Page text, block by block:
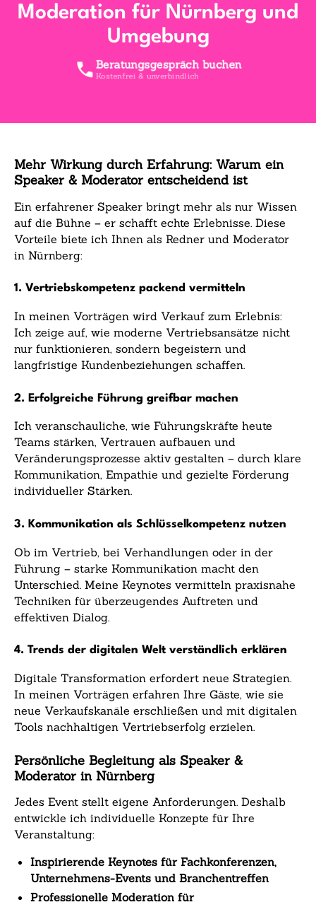
Moderation für Nürnberg und
Umgebung
Beratungsgespräch buchen
Kostenfrei & unverbindlich
Mehr Wirkung durch Erfahrung: Warum ein
Speaker & Moderator entscheidend ist
Ein erfahrener Speaker bringt mehr als nur Wissen
auf die Bühne – er schafft echte Erlebnisse. Diese
Vorteile biete ich Ihnen als Redner und Moderator
in Nürnberg:
1. Vertriebskompetenz packend vermitteln
In meinen Vorträgen wird Verkauf zum Erlebnis:
Ich zeige auf, wie moderne Vertriebsansätze nicht
nur funktionieren, sondern begeistern und
langfristige Kundenbeziehungen schaffen.
2. Erfolgreiche Führung greifbar machen
Ich veranschauliche, wie Führungskräfte heute
Teams stärken, Vertrauen aufbauen und
Veränderungsprozesse aktiv gestalten – durch klare
Kommunikation, Empathie und gezielte Förderung
individueller Stärken.
3. Kommunikation als Schlüsselkompetenz nutzen
Ob im Vertrieb, bei Verhandlungen oder in der
Führung – starke Kommunikation macht den
Unterschied. Meine Keynotes vermitteln praxisnahe
Techniken für überzeugendes Auftreten und
effektiven Dialog.
4. Trends der digitalen Welt verständlich erklären
Digitale Transformation erfordert neue Strategien.
In meinen Vorträgen erfahren Ihre Gäste, wie sie
neue Verkaufskanäle erschließen und mit digitalen
Tools nachhaltigen Vertriebserfolg erzielen.
Persönliche Begleitung als Speaker &
Moderator in Nürnberg
Jedes Event stellt eigene Anforderungen. Deshalb
entwickle ich individuelle Konzepte für Ihre
Veranstaltung:
Inspirierende Keynotes für Fachkonferenzen,
Unternehmens-Events und Branchentreffen
Professionelle Moderation für